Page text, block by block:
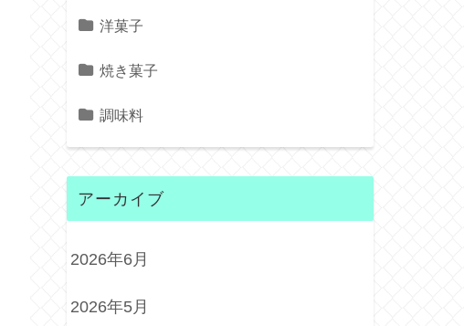
洋菓子
焼き菓子
調味料
アーカイブ
2026年6月
2026年5月